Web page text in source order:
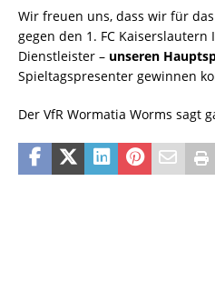
Wir freuen uns, dass wir für
gegen den 1. FC
Dienstleister – unseren
Spieltagspresenter gewinnen
Der VfR Wormatia Worms sagt